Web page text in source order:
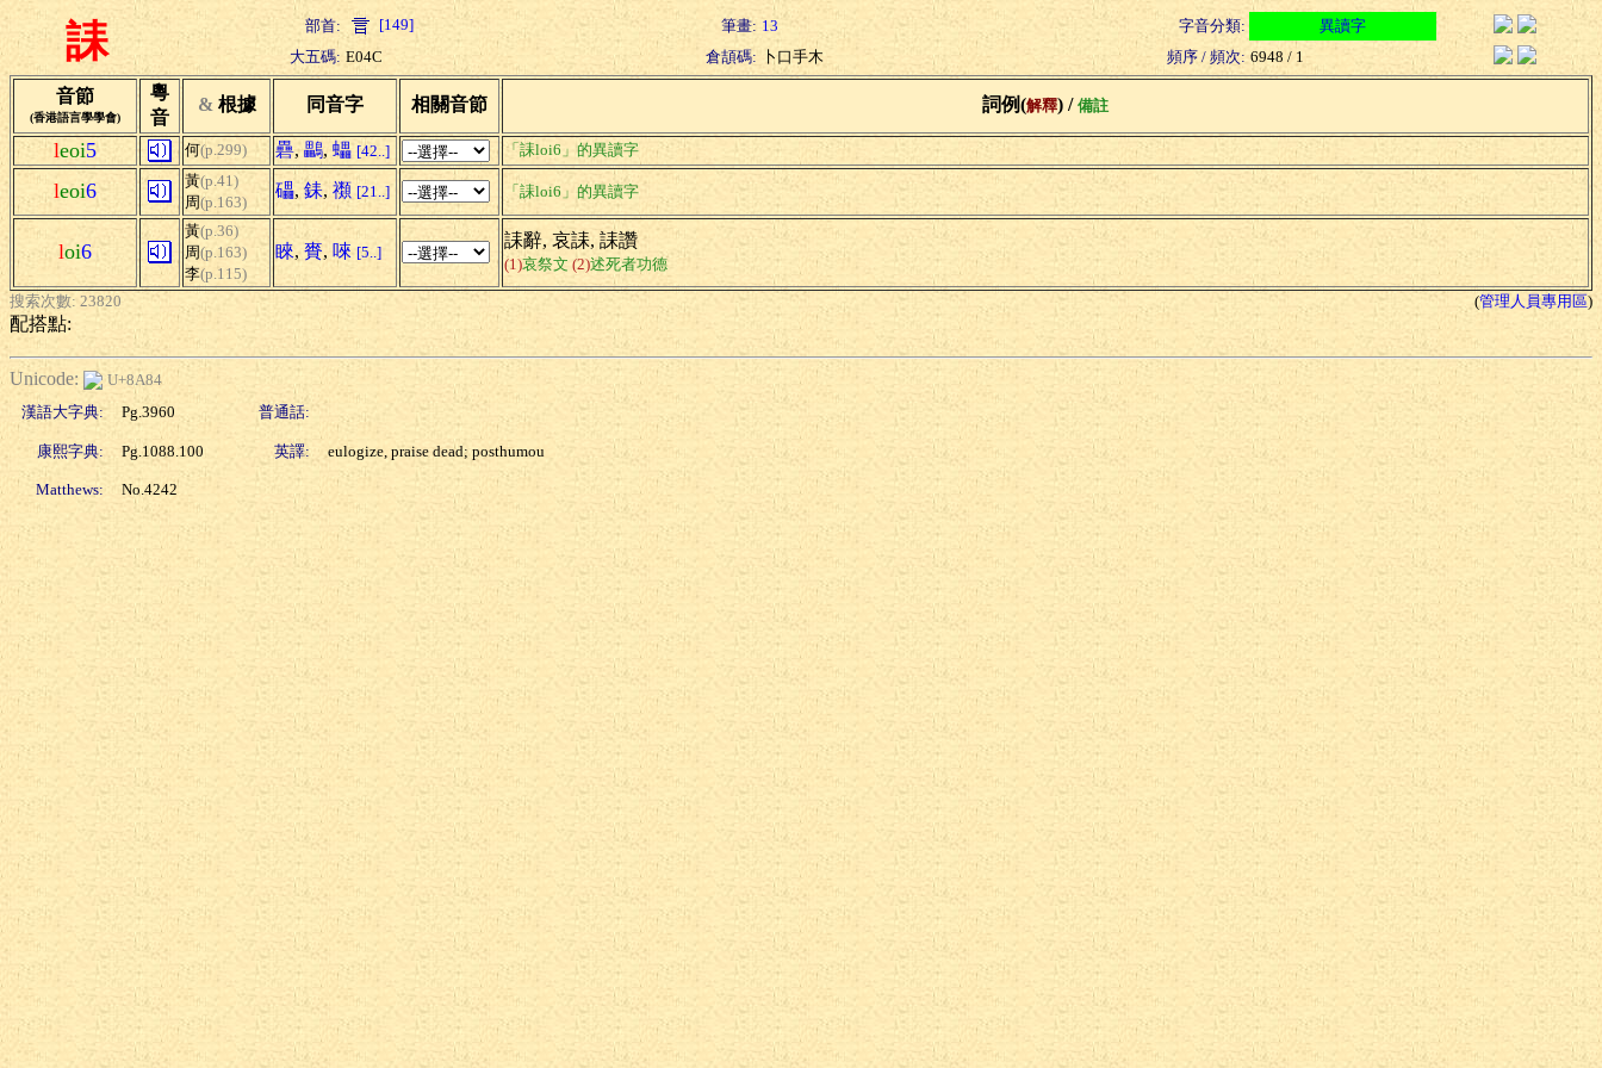
誄 部首: [149] 筆畫: 13 字音分類:
異讀字
大五碼: E04C 倉頡碼: 卜口手木 頻序 / 頻次: 6948 / 1
音節
(香港語言學學會)
粵
音
& 根據 同音字 相關音節 詞例(解釋) / 備註
leoi5 何(p.299) 礨, 鸓, 蠝 [42..] 「誄loi6」的異讀字
leoi6 黃(p.41)
周(p.163)
礧, 銇, 禷 [21..] 「誄loi6」的異讀字
loi6
黃(p.36)
周(p.163)
李(p.115)
睞, 賚, 唻 [5..]
誄辭, 哀誄, 誄讚
(1)哀祭文 (2)述死者功德
搜索次數: 23820 (管理人員專用區)
配搭點:
Unicode:
U+8A84
漢語大字典:
Pg.3960 普通話:
康熙字典: Pg.1088.100 英譯: eulogize, praise dead; posthumou
Matthews: No.4242